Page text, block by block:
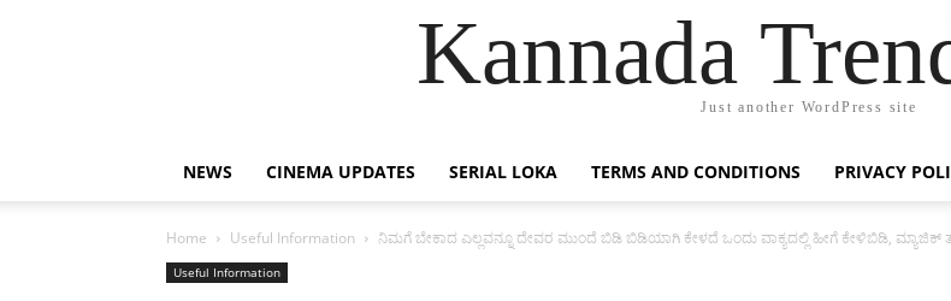
Kannada
Just another WordPress site
NEWS CINEMA UPDATES SERIAL LOKA TERMS AND CONDITIONS PRIVACY
Home Useful Information ನಿಮಗೆ ಬೇಕಾದ ಎಲ್ಲವನ್ನೂ ದೇವರ ಮುಂದೆ ಬಿಡಿ ಬಿಡಿಯಾಗಿ ಕೇಳದೆ ಒಂದು ವಾಕ್ಯದಲ್ಲಿ ಹೀಗೆ ಕೇಳಿಬಿಡಿ, ಮ್ಯಾಜಿಕ್
Useful Information